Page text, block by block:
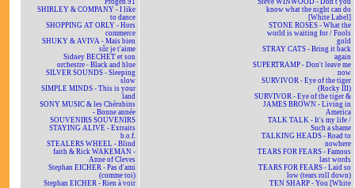
Progen 91
SHIRLEY & COMPANY - I like
to dance
SHOPPING AT ORLY - Hors
commerce
SHUKY & AVIVA - Mais bien
sûr je t'aime
Sidney BECHET et son
orchestre - Black and blue
SILVER SOUNDS - Sleeping
slow
SIMPLE MINDS - This is your
land
SONY MUSIC & les Chérubins
- Bonne année
SOUVENIRS SOUVENIRS
STAYING ALIVE - Extraits
b.o.f.
STEALERS WHEEL - Blind
faith & Rick WAKEMAN -
Anne of Cleves
Stephan EICHER - Pas d'ami
(comme toi)
Stephan EICHER - Rien à voir
Steve WINWOOD - Don't you
know what the night can do
[White Label]
STONE ROSES - What the
world is waiting for / Fools
gold
STRAY CATS - Bring it back
again
SUPERTRAMP - Don't leave me
now
SURVIVOR - Eye of the tiger
(Rocky III)
SURVIVOR - Eye of the tiger &
JAMES BROWN - Living in
America
TALK TALK - It's my life /
Such a shame
TALKING HEADS - Road to
nowhere
TEARS FOR FEARS - Famous
last words
TEARS FOR FEARS - Laid so
low (tears roll down)
TEN SHARP - You [White